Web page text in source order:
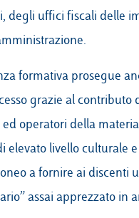
degli uffici fiscali delle
formativa prosegue
grazie al contributo
operatori della
elevato livello culturale e
a fornire ai discenti
assai apprezzato in